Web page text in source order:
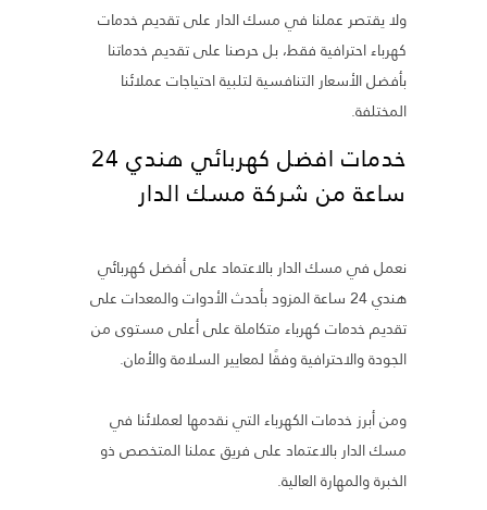
ولا يقتصر عملنا في مسك الدار على تقديم خدمات
كهرباء احترافية فقط، بل حرصنا على تقديم خدماتنا
بأفضل الأسعار التنافسية لتلبية احتياجات عملائنا
المختلفة.
خدمات افضل كهربائي هندي 24
ساعة من شركة مسك الدار
نعمل في مسك الدار بالاعتماد على أفضل كهربائي
هندي 24 ساعة المزود بأحدث الأدوات والمعدات على
تقديم خدمات كهرباء متكاملة على أعلى مستوى من
الجودة والاحترافية وفقًا لمعايير السلامة والأمان.
ومن أبرز خدمات الكهرباء التي نقدمها لعملائنا في
مسك الدار بالاعتماد على فريق عملنا المتخصص ذو
الخبرة والمهارة العالية.